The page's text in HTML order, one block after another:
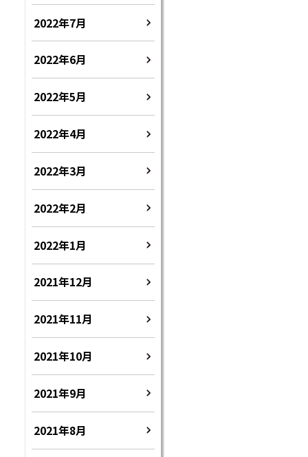
2022年7月
2022年6月
2022年5月
2022年4月
2022年3月
2022年2月
2022年1月
2021年12月
2021年11月
2021年10月
2021年9月
2021年8月